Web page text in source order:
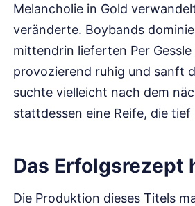
Melancholie in Gold
veränderte. Boybands
mittendrin lieferten Per
provozierend ruhig und sanft
suchte vielleicht nach dem
stattdessen eine Reife, die
Das Erfolgsrezept
Die Produktion dieses Titels